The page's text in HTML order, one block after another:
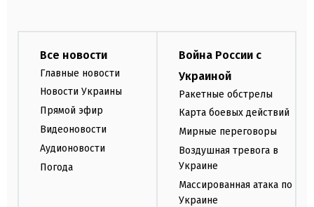
Все новости
Главные новости
Новости Украины
Прямой эфир
Видеоновости
Аудионовости
Погода
Война России с
Украиной
Ракетные обстрелы
Карта боевых действий
Мирные переговоры
Воздушная тревога в
Украине
Массированная атака по
Украине